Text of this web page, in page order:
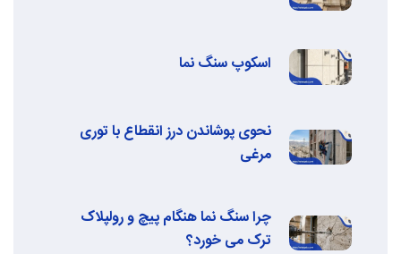
اسکوپ سنگ نما
نحوی پوشاندن درز انقطاع با توری
مرغی
چرا سنگ نما هنگام پیچ و رولپلاک
ترک می‌ خورد؟